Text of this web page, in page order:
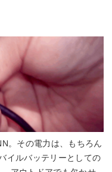
。その電力は、もちろん
イルバッテリーとしての